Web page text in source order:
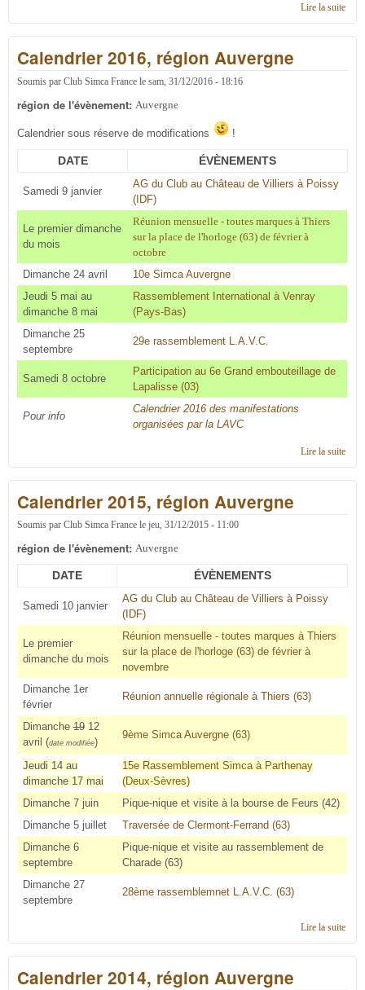
Lire la suitede
Calendrier 2016, région Auvergne
Soumis par Club Simca France le sam, 31/12/2016 - 18:16
région de l'évènement: Auvergne
Calendrier sous réserve de modifications !
DATE ÉVÈNEMENTS
Samedi 9 janvier
AG du Club au Château de Villiers à Poissy
(IDF)
Le premier dimanche
du mois
Réunion mensuelle - toutes marques à Thiers
sur la place de l'horloge (63) de février à
octobre
Dimanche 24 avril
10e Simca Auvergne
Jeudi 5 mai au
dimanche 8 mai
Rassemblement International à Venray
(Pays-Bas)
Dimanche 25
septembre
29e rassemblement L.A.V.C.
Samedi 8 octobre
Participation au 6e Grand embouteillage de
Lapalisse (03)
Pour info
Calendrier 2016 des manifestations
organisées par la LAVC
Lire la suitede
Calendrier 2015, région Auvergne
Soumis par Club Simca France le jeu, 31/12/2015 - 11:00
région de l'évènement: Auvergne
DATE ÉVÈNEMENTS
Samedi 10 janvier
AG du Club au Château de Villiers à Poissy
(IDF)
Le premier
dimanche du mois
Réunion mensuelle - toutes marques à Thiers
sur la place de l'horloge (63) de février à
novembre
Dimanche 1er
février
Réunion annuelle régionale à Thiers (63)
Dimanche1912
avril (date modifiée)
9ème Simca Auvergne (63)
Jeudi 14 au
dimanche 17 mai
15e Rassemblement Simca à Parthenay
(Deux-Sèvres)
Dimanche 7 juin
Pique-nique et visite à la bourse de Feurs (42)
Dimanche 5 juillet
Traversée de Clermont-Ferrand (63)
Dimanche 6
septembre
Pique-nique et visite au rassemblement de
Charade (63)
Dimanche 27
septembre
28ème rassemblemnet L.A.V.C. (63)
Lire la suitede
Calendrier 2014, région Auvergne